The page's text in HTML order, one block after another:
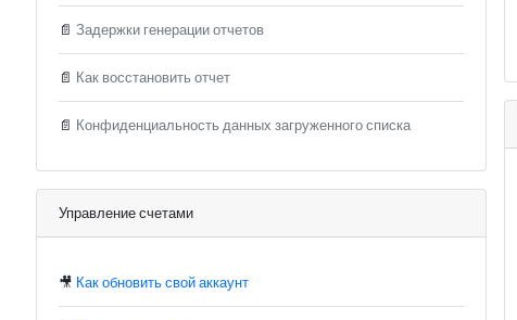
📄 Задержки генерации отчетов
📄 Как восстановить отчет
📄 Конфиденциальность данных загруженного списка
Управление счетами
🎥 Как обновить свой аккаунт